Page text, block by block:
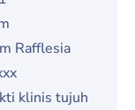
Rafflesia
klinis tujuh